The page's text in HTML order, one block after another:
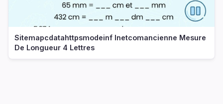
Sitemapcdatahttpsmodeinf Inetcomancienne Mesure
De Longueur 4 Lettres